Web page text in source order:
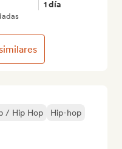
/ Hip Hop
Hip-hop
1 día